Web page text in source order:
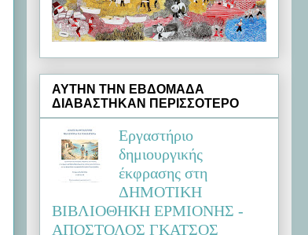
ΑΥΤΗΝ ΤΗΝ ΕΒΔΟΜΑΔΑ
ΔΙΑΒΑΣΤΗΚΑΝ ΠΕΡΙΣΣΟΤΕΡΟ
Εργαστήριο
δημιουργικής
έκφρασης στη
ΔΗΜΟΤΙΚΗ
ΒΙΒΛΙΟΘΗΚΗ ΕΡΜΙΟΝΗΣ -
ΑΠΟΣΤΟΛΟΣ ΓΚΑΤΣΟΣ